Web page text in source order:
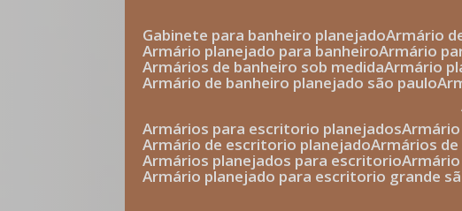
gabinete para banheiro planejado armário
armário planejado para banheiro armário
armários de banheiro sob medida armário
armário de banheiro planejado são paulo
armários para escritorio planejados
armário de escritorio planejado armários
armários planejados para escritorio
armário planejado para escritorio grande